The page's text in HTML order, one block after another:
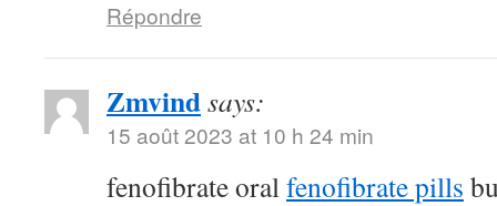
Répondre
Zmvindsays:
15 août 2023 at 10 h 24 min
fenofibrate oralfenofibrate pills